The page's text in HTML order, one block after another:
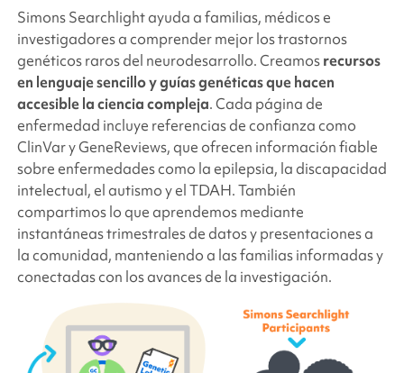
Simons Searchlightayuda a familias, médicos e
investigadores a comprender mejor los trastornos
genéticos raros del neurodesarrollo. Creamosrecursos
en lenguaje sencillo y guías genéticas que hacen
accesible la ciencia compleja. Cada página de
enfermedad incluye referencias de confianza como
ClinVar y GeneReviews, que ofrecen información fiable
sobre enfermedades como la epilepsia, la discapacidad
intelectual, el autismo y el TDAH. También
compartimos lo que aprendemos mediante
instantáneas trimestrales de datos y presentaciones a
la comunidad, manteniendo a las familias informadas y
conectadas con los avances de la investigación.